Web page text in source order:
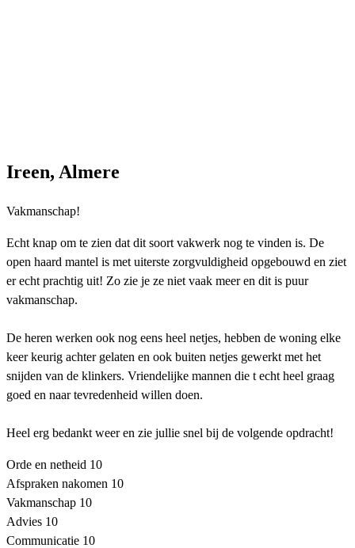
Ireen, Almere
Vakmanschap!
Echt knap om te zien dat dit soort vakwerk nog te vinden is. De
open haard mantel is met uiterste zorgvuldigheid opgebouwd en ziet
er echt prachtig uit! Zo zie je ze niet vaak meer en dit is puur
vakmanschap.
De heren werken ook nog eens heel netjes, hebben de woning elke
keer keurig achter gelaten en ook buiten netjes gewerkt met het
snijden van de klinkers. Vriendelijke mannen die t echt heel graag
goed en naar tevredenheid willen doen.
Heel erg bedankt weer en zie jullie snel bij de volgende opdracht!
Orde en netheid 10
Afspraken nakomen 10
Vakmanschap 10
Advies 10
Communicatie 10